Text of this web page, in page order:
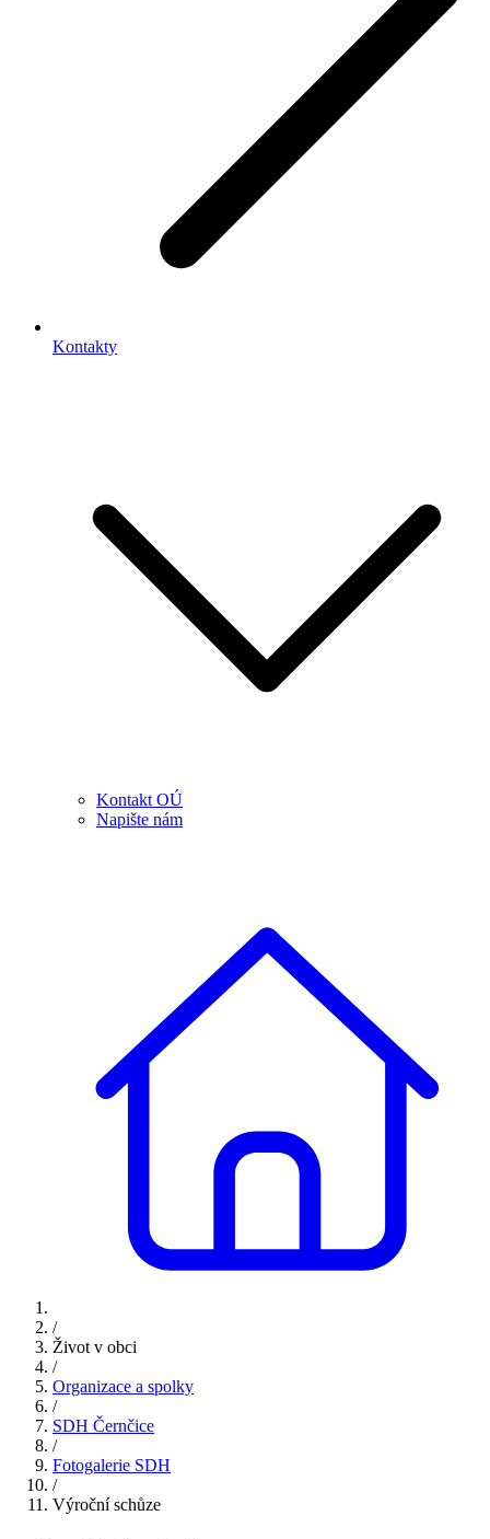
Kontakty
Kontakt OÚ
Napište nám
/
Život v obci
/
Organizace a spolky
/
SDH Černčice
/
Fotogalerie SDH
/
Výroční schůze